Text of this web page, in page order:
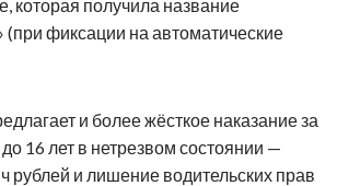
которая получила название
(при фиксации на автоматические
и более жёсткое наказание за
16 лет в нетрезвом состоянии —
рублей и лишение водительских прав